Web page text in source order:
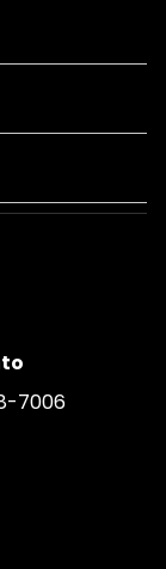
7006